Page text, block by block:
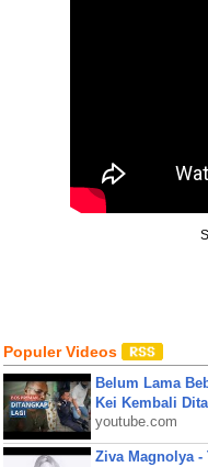
Populer Videos
Belum Lama
Kei Kembali
youtube.com
Ziva Magnolya -